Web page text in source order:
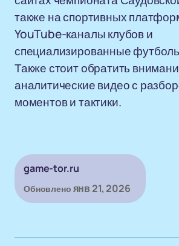
также на спортивных
YouTube-каналы клубов и
специализированные
Также стоит обратить
аналитические видео с
моментов и тактики.
game-tor.ru
Обновлено янв 21, 2026